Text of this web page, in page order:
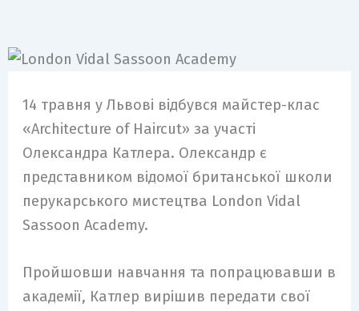
14 травня у Львові відбувся майстер-клас
«Architecture of Haircut» за участі
Олександра Катлера. Олександр є
представником відомої британської школи
перукарського мистецтва London Vidal
Sassoon Academy.
Пройшовши навчання та попрацювавши в
академії, Катлер вирішив передати свої